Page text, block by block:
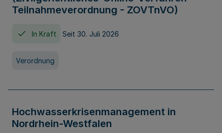
Teilnahmeverordnung - ZOVTnVO)
In Kraft Seit 30. Juli 2026
Verordnung
Hochwasserkrisenmanagement in
Nordrhein-Westfalen